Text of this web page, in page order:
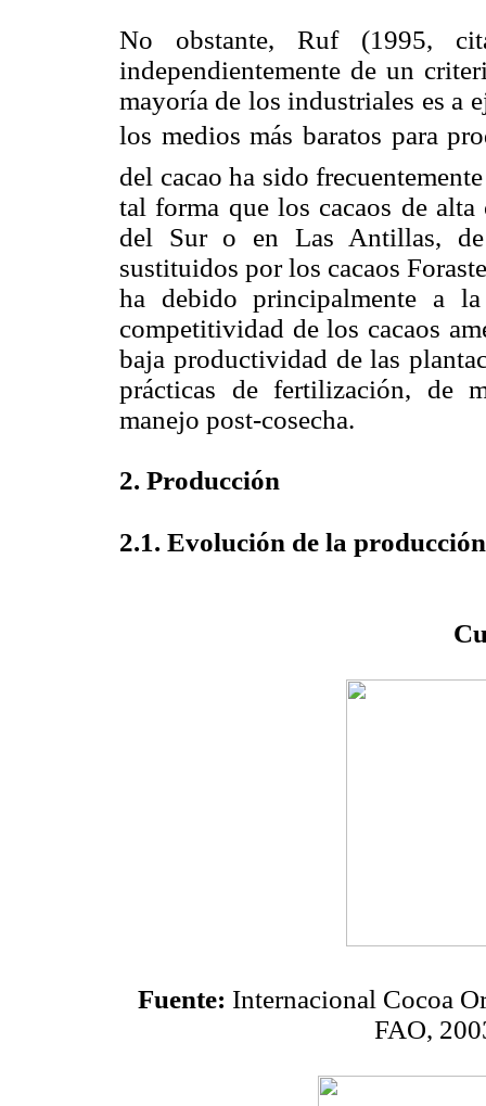
No obstante, Ruf (1995,
independientemente de un
mayoría de los industriales es a
los medios más baratos para
del cacao ha sido
tal forma que los cacaos de
del Sur o en Las Antillas,
sustituidos por los cacaos
ha debido principalmente a
competitividad de los cacaos
baja productividad de las
prácticas de fertilización, de
manejo post-cosecha.
2. Producción
2.1. Evolución de la
Fuente: Internacional Cocoa
FAO,